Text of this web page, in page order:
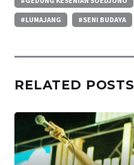
#LUMAJANG #SENI BUDAYA
RELATED POSTS